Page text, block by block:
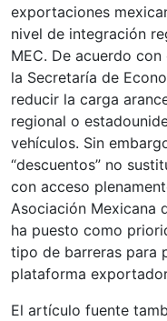
exportaciones
nivel de integración
MEC. De acuerdo
la Secretaría de
reducir la carga
regional o
vehículos. Sin
“descuentos” no
con acceso
Asociación Mexicana
ha puesto como
tipo de barreras para
plataforma
El artículo fuente